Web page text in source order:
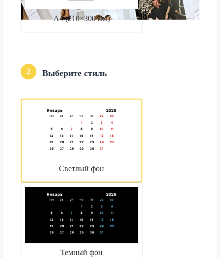
А4 (210×300 мм)
2 Выберите стиль
Светлый фон
Темный фон